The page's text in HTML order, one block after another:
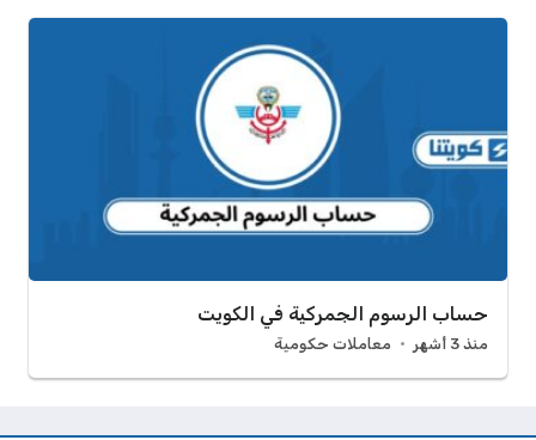
حساب الرسوم الجمركية في الكويت
منذ 3 أشهر معاملات حكومية